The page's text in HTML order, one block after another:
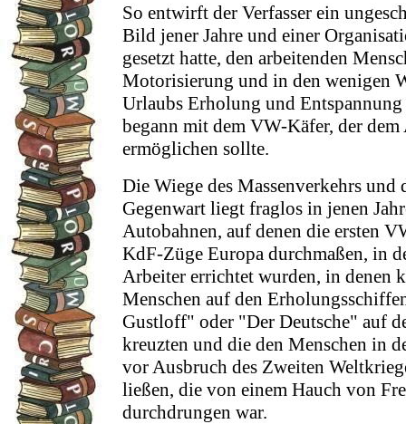
So entwirft der Verfasser ein
Bild jener Jahre und einer
gesetzt hatte, den arbeitenden
Motorisierung und in den wenigen
Urlaubs Erholung und
begann mit dem VW-Käfer, der
ermöglichen sollte.
Die Wiege des Massenverkehrs und
Gegenwart liegt fraglos in jenen
Autobahnen, auf denen die ersten
KdF-Züge Europa durchmaßen, in
Arbeiter errichtet wurden, in denen
Menschen auf den
Gustloff" oder "Der Deutsche" auf
kreuzten und die den Menschen in
vor Ausbruch des Zweiten
ließen, die von einem Hauch von
durchdrungen war.